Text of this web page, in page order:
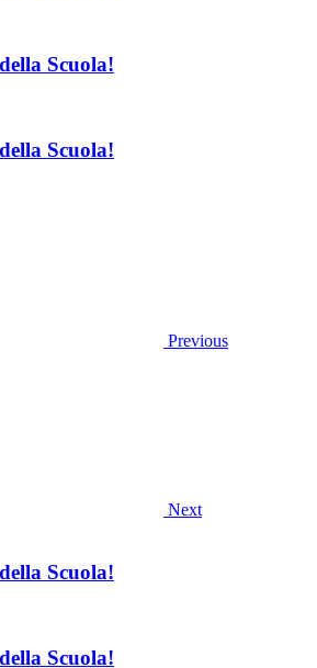
Scuola!
Scuola!
Previous
Next
Scuola!
Scuola!